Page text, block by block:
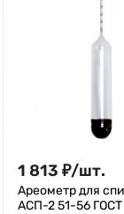
1 813 ₽/шт.
Ареометр для
АСП-2 51-56 ГОСТ